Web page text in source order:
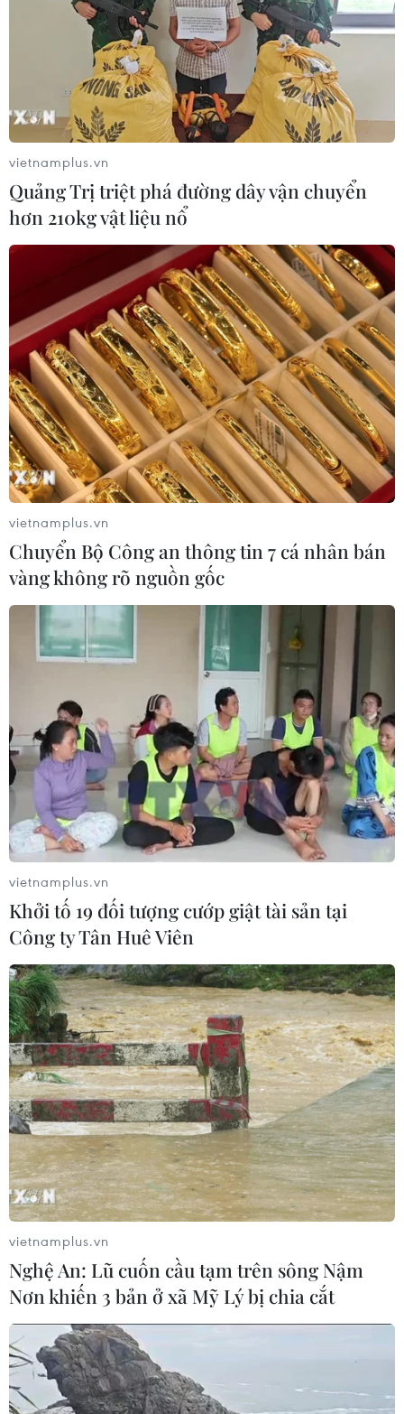
TIN CÙNG CHUYÊN MỤC
vietnamplus.vn
Quảng Trị triệt phá đường dây vận chuyển
hơn 210kg vật liệu nổ
vietnamplus.vn
Chuyển Bộ Công an thông tin 7 cá nhân bán
vàng không rõ nguồn gốc
vietnamplus.vn
Khởi tố 19 đối tượng cướp giật tài sản tại
Công ty Tân Huê Viên
vietnamplus.vn
Nghệ An: Lũ cuốn cầu tạm trên sông Nậm
Nơn khiến 3 bản ở xã Mỹ Lý bị chia cắt